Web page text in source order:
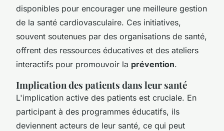
disponibles pour encourager une meilleure gestion
de la santé cardiovasculaire. Ces initiatives,
souvent soutenues par des organisations de santé,
offrent des ressources éducatives et des ateliers
interactifs pour promouvoir la prévention.
Implication des patients dans leur santé
L'implication active des patients est cruciale. En
participant à des programmes éducatifs, ils
deviennent acteurs de leur santé, ce qui peut